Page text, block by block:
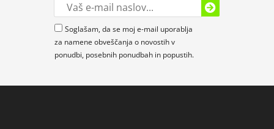
Soglašam, da se moj e-mail uporablja
za namene obveščanja o novostih v
ponudbi, posebnih ponudbah in popustih.